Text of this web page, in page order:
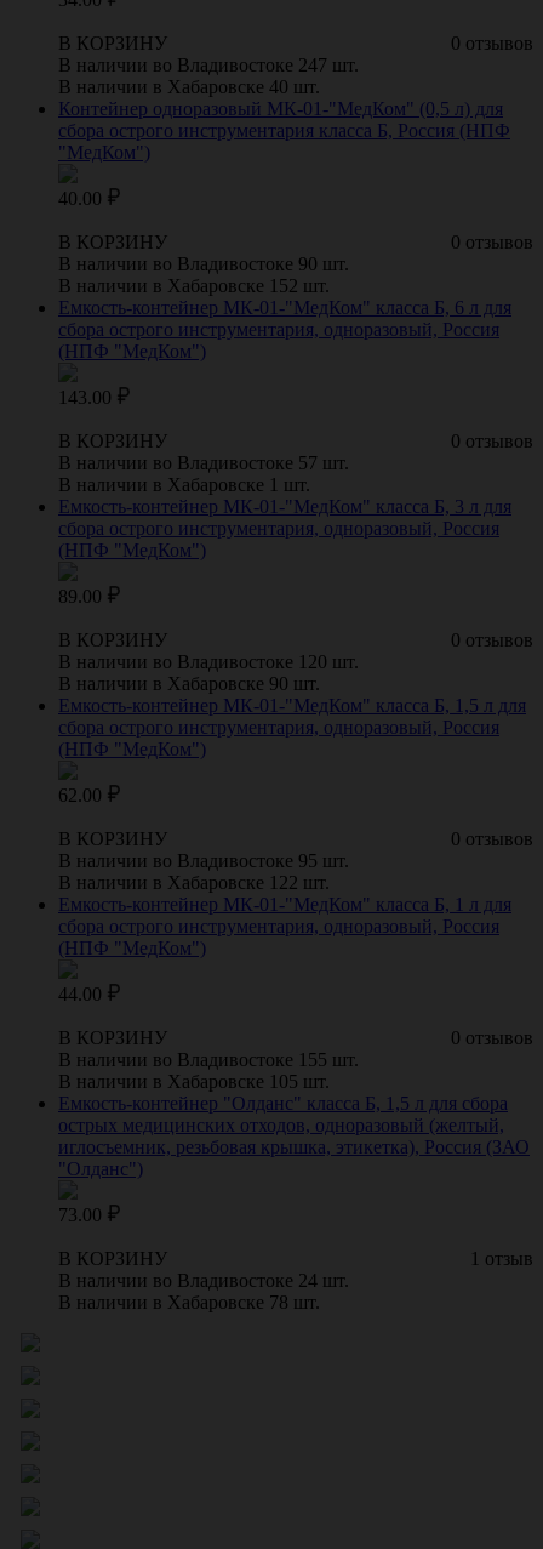
0 отзывов
В КОРЗИНУ
В наличии во Владивостоке 247 шт.
В наличии в Хабаровске 40 шт.
Контейнер одноразовый МК-01-"МедКом" (0,5 л) для
сбора острого инструментария класса Б, Россия (НПФ
"МедКом")
40.00
0 отзывов
В КОРЗИНУ
В наличии во Владивостоке 90 шт.
В наличии в Хабаровске 152 шт.
Емкость-контейнер МК-01-"МедКом" класса Б, 6 л для
сбора острого инструментария, одноразовый, Россия
(НПФ "МедКом")
143.00
0 отзывов
В КОРЗИНУ
В наличии во Владивостоке 57 шт.
В наличии в Хабаровске 1 шт.
Емкость-контейнер МК-01-"МедКом" класса Б, 3 л для
сбора острого инструментария, одноразовый, Россия
(НПФ "МедКом")
89.00
0 отзывов
В КОРЗИНУ
В наличии во Владивостоке 120 шт.
В наличии в Хабаровске 90 шт.
Емкость-контейнер МК-01-"МедКом" класса Б, 1,5 л для
сбора острого инструментария, одноразовый, Россия
(НПФ "МедКом")
62.00
0 отзывов
В КОРЗИНУ
В наличии во Владивостоке 95 шт.
В наличии в Хабаровске 122 шт.
Емкость-контейнер МК-01-"МедКом" класса Б, 1 л для
сбора острого инструментария, одноразовый, Россия
(НПФ "МедКом")
44.00
0 отзывов
В КОРЗИНУ
В наличии во Владивостоке 155 шт.
В наличии в Хабаровске 105 шт.
Емкость-контейнер "Олданс" класса Б, 1,5 л для сбора
острых медицинских отходов, одноразовый (желтый,
иглосъемник, резьбовая крышка, этикетка), Россия (ЗАО
"Олданс")
73.00
1 отзыв
В КОРЗИНУ
В наличии во Владивостоке 24 шт.
В наличии в Хабаровске 78 шт.